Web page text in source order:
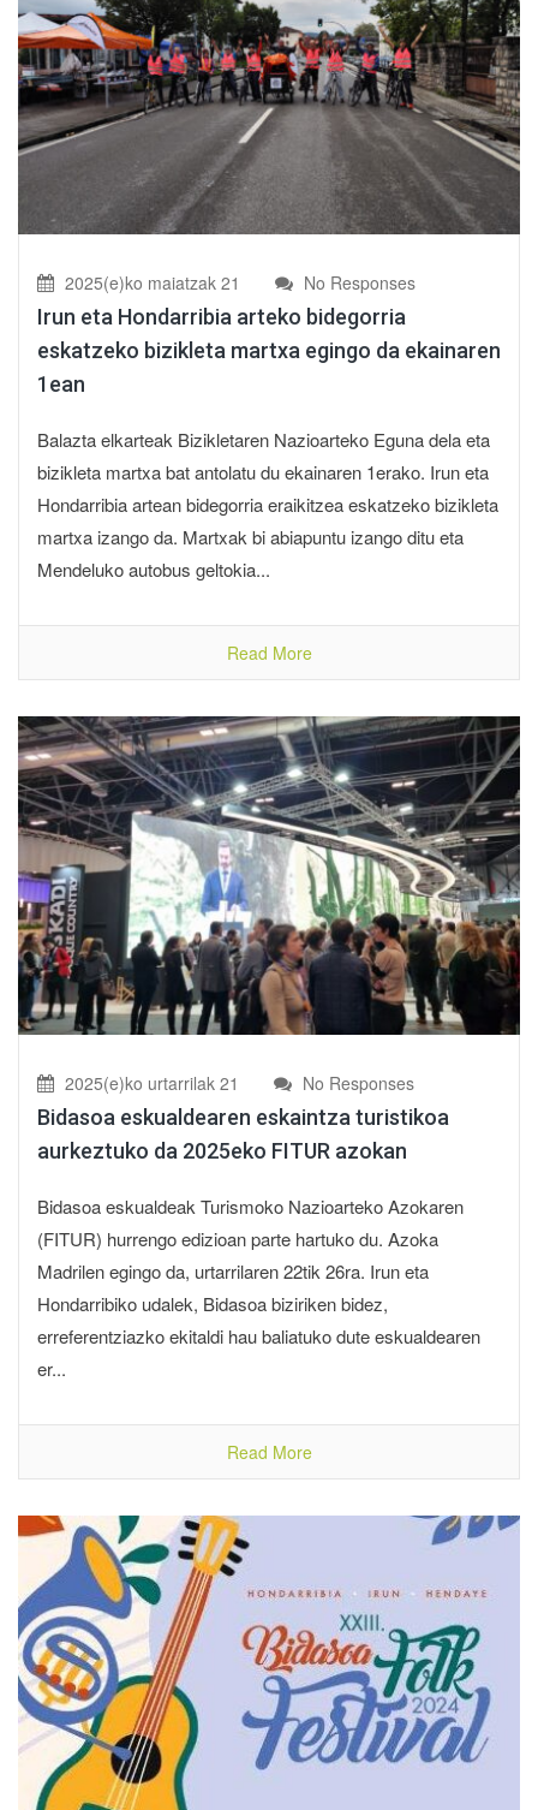
2025(e)ko maiatzak 21 No Responses
Irun eta Hondarribia arteko bidegorria
eskatzeko bizikleta martxa egingo da ekainaren
1ean
Balazta elkarteak Bizikletaren Nazioarteko Eguna dela eta
bizikleta martxa bat antolatu du ekainaren 1erako. Irun eta
Hondarribia artean bidegorria eraikitzea eskatzeko bizikleta
martxa izango da. Martxak bi abiapuntu izango ditu eta
Mendeluko autobus geltokia...
Read More
2025(e)ko urtarrilak 21 No Responses
Bidasoa eskualdearen eskaintza turistikoa
aurkeztuko da 2025eko FITUR azokan
Bidasoa eskualdeak Turismoko Nazioarteko Azokaren
(FITUR) hurrengo edizioan parte hartuko du. Azoka
Madrilen egingo da, urtarrilaren 22tik 26ra. Irun eta
Hondarribiko udalek, Bidasoa biziriken bidez,
erreferentziazko ekitaldi hau baliatuko dute eskualdearen
er...
Read More